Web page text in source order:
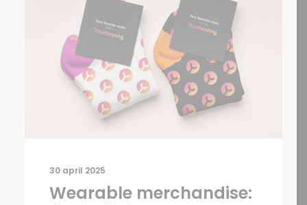
30 april 2025
Wearable merchandise: